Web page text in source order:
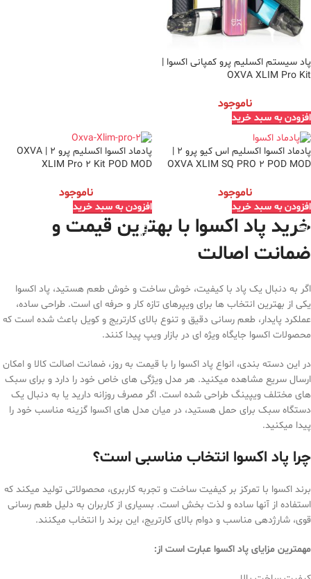
پاد سیستم اکسلیم پرو کمپانی اکسوا |
OXVA XLIM Pro Kit
ناموجود
افزودن به سبد خرید
پادماد اکسوا اکسلیم اس کیو پرو 2 |
OXVA XLIM SQ PRO 2 POD MOD
ناموجود
افزودن به سبد خرید
پادماد اکسوا اکسلیم پرو 2 | OXVA
XLIM Pro 2 Kit POD MOD
ناموجود
افزودن به سبد خرید
خرید پاد اکسوا با بهترین قیمت و
ضمانت اصالت
اگر به دنبال یک پاد با کیفیت، خوش ساخت و خوش طعم هستید، پاد اکسوا
یکی از بهترین انتخاب ها برای ویپرهای تازه کار و حرفه ای است. طراحی ساده،
عملکرد پایدار، طعم رسانی دقیق و تنوع بالای کارتریج و کویل باعث شده است که
محصولات اکسوا جایگاه ویژه ای در بازار ویپ پیدا کنند.
در این دسته بندی، انواع پاد اکسوا را با قیمت به روز، ضمانت اصالت کالا و امکان
ارسال سریع مشاهده میکنید. هر مدل ویژگی های خاص خود را دارد و برای سبک
های مختلف ویپینگ طراحی شده است. اگر مصرف روزانه دارید یا به دنبال یک
دستگاه سبک برای حمل هستید، در میان مدل های اکسوا گزینه مناسب خود را
پیدا میکنید.
چرا پاد اکسوا انتخاب مناسبی است؟
برند اکسوا با تمرکز بر کیفیت ساخت و تجربه کاربری، محصولاتی تولید میکند که
استفاده از آنها ساده و لذت بخش است. بسیاری از کاربران به دلیل طعم رسانی
قوی، شارژدهی مناسب و دوام بالای کارتریج، این برند را انتخاب میکنند.
مهمترین مزایای پاد اکسوا عبارت است از: